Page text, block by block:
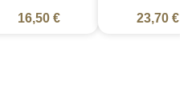
16,50 € 23,70 €